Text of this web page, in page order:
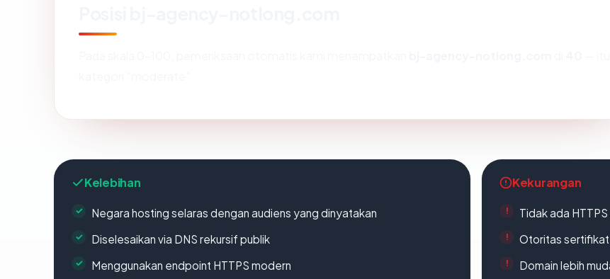
Kelebihan
Negara hosting selaras dengan audiens yang dinyatakan
Diselesaikan via DNS rekursif publik
Menggunakan endpoint HTTPS modern
Kekurangan
Tidak ada
Otoritas sertifikat
Domain lebih